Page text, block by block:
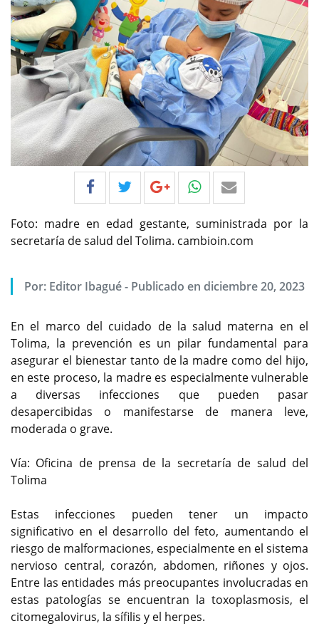
Foto: madre en edad gestante, suministrada por la
secretaría de salud del Tolima. cambioin.com
Por: Editor Ibagué- Publicado en diciembre 20, 2023
En el marco del cuidado de la salud materna en el
Tolima, la prevención es un pilar fundamental para
asegurar el bienestar tanto de la madre como del hijo,
en este proceso, la madre es especialmente vulnerable
a diversas infecciones que pueden pasar
desapercibidas o manifestarse de manera leve,
moderada o grave.
Vía: Oficina de prensa de la secretaría de salud del
Tolima
Estas infecciones pueden tener un impacto
significativo en el desarrollo del feto, aumentando el
riesgo de malformaciones, especialmente en el sistema
nervioso central, corazón, abdomen, riñones y ojos.
Entre las entidades más preocupantes involucradas en
estas patologías se encuentran la toxoplasmosis, el
citomegalovirus, la sífilis y el herpes.